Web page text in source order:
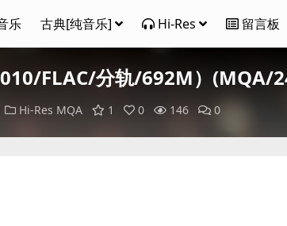
乐 古典[纯音乐] Hi-Res 留言板
FLAC/分轨/692M）(MQA/
Hi-Res MQA 1 0 146 0